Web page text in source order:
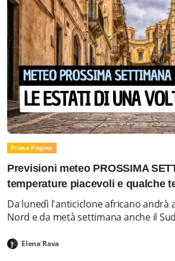
Prima Pagina
Previsioni meteo PROSSIMA
temperature piacevoli e qualche
Da lunedì l'anticiclone africano andrà
Nord e da metà settimana anche il Sud
Elena Rava